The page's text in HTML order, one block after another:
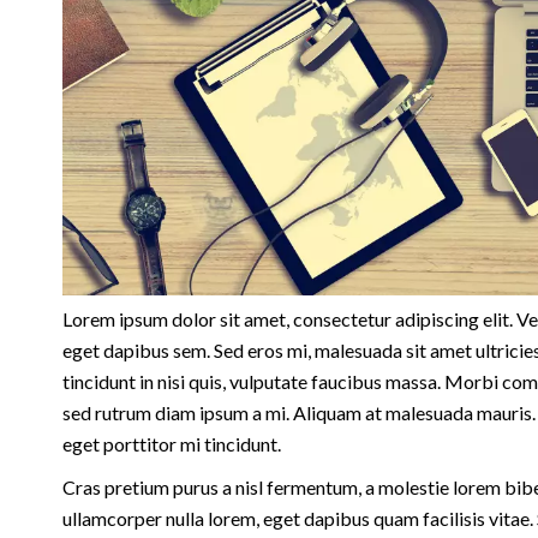
Lorem ipsum dolor sit amet, consectetur adipiscing elit.
eget dapibus sem. Sed eros mi, malesuada sit amet
tincidunt in nisi quis, vulputate faucibus massa. Morbi
sed rutrum diam ipsum a mi. Aliquam at malesuada
eget porttitor mi tincidunt.
Cras pretium purus a nisl fermentum, a molestie lorem
ullamcorper nulla lorem, eget dapibus quam facilisis